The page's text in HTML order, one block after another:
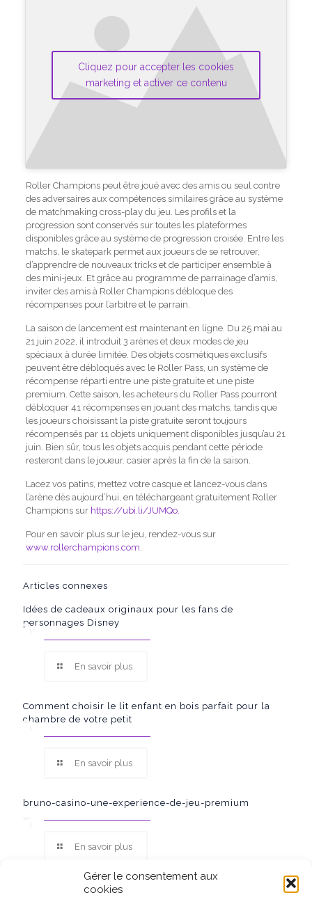
Gérer le consentement aux
cookies
Cliquez pour accepter les cookies
marketing et activer ce contenu
Roller Champions peut être joué avec des amis ou seul contre
des adversaires aux compétences similaires grâce au système
de matchmaking cross-play du jeu. Les profils et la
progression sont conservés sur toutes les plateformes
disponibles grâce au système de progression croisée. Entre les
matchs, le skatepark permet aux joueurs de se retrouver,
d’apprendre de nouveaux tricks et de participer ensemble à
des mini-jeux. Et grâce au programme de parrainage d’amis,
inviter des amis à Roller Champions débloque des
récompenses pour l’arbitre et le parrain.
La saison de lancement est maintenant en ligne. Du 25 mai au
21 juin 2022, il introduit 3 arènes et deux modes de jeu
spéciaux à durée limitée. Des objets cosmétiques exclusifs
peuvent être débloqués avec le Roller Pass, un système de
récompense réparti entre une piste gratuite et une piste
premium. Cette saison, les acheteurs du Roller Pass pourront
débloquer 41 récompenses en jouant des matchs, tandis que
les joueurs choisissant la piste gratuite seront toujours
récompensés par 11 objets uniquement disponibles jusqu’au 21
juin. Bien sûr, tous les objets acquis pendant cette période
resteront dans le joueur. casier après la fin de la saison.
Lacez vos patins, mettez votre casque et lancez-vous dans
l’arène dès aujourd’hui, en téléchargeant gratuitement Roller
Champions sur https://ubi.li/JUMQo.
Pour en savoir plus sur le jeu, rendez-vous sur
www.rollerchampions.com.
Articles connexes
Idées de cadeaux originaux pour les fans de
personnages Disney
En savoir plus
Comment choisir le lit enfant en bois parfait pour la
chambre de votre petit
En savoir plus
bruno-casino-une-experience-de-jeu-premium
En savoir plus